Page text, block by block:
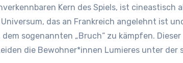
Kern des Spiels, ist
das an Frankreich angelehnt ist
sogenannten „Bruch“ zu kämpfen.
die Bewohner*innen Lumieres unter der